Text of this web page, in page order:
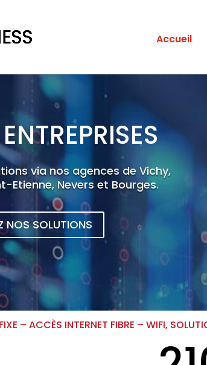
Accueil
via nos agences de Vichy,
Etienne, Nevers et Bourges.
NOS SOLUTIONS
– ACCÈS INTERNET FIBRE – WIFI,